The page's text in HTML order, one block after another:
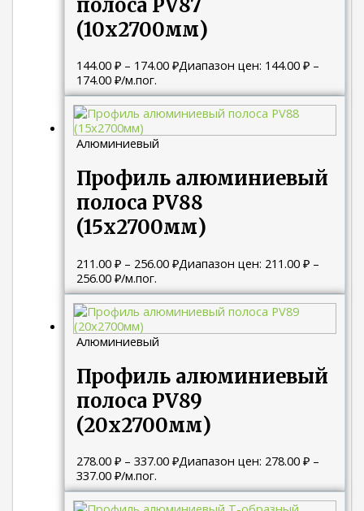
полоса PV87
(10х2700мм)
144.00₽ – 174.00₽Диапазон цен: 144.00 ₽ –
174.00 ₽/м.пог.
Алюминиевый
Профиль алюминиевый
полоса PV88
(15х2700мм)
211.00₽ – 256.00₽Диапазон цен: 211.00 ₽ –
256.00 ₽/м.пог.
Алюминиевый
Профиль алюминиевый
полоса PV89
(20х2700мм)
278.00₽ – 337.00₽Диапазон цен: 278.00 ₽ –
337.00 ₽/м.пог.